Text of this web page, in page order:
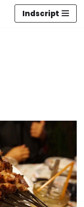
Indscript